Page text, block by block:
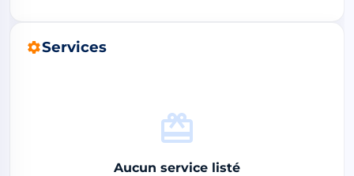
Services
Aucun service listé